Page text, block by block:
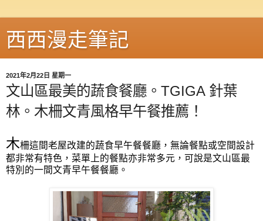
西西漫走筆記
2021年2月22日 星期一
文山區最美的蔬食餐廳。TGIGA 針葉
林。木柵文青風格早午餐推薦！
木柵這間老屋改建的蔬食早午餐餐廳，無論餐點或空間設計
都非常有特色，菜單上的餐點亦非常多元，可說是文山區最
特別的一間文青早午餐餐廳。